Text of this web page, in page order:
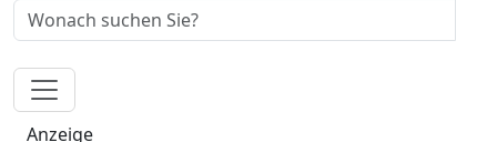
Anzeige